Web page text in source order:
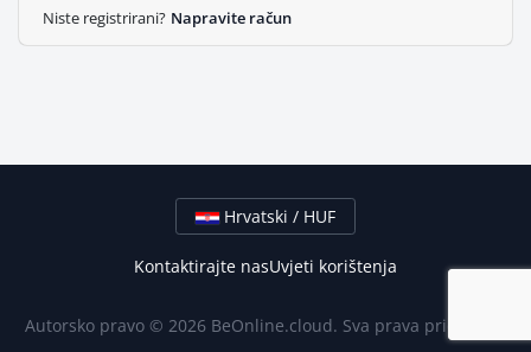
Niste registrirani? Napravite račun
Hrvatski / HUF
Kontaktirajte nasUvjeti korištenja
Autorsko pravo © 2026 BeOnline.cloud. Sva prava pridržana.